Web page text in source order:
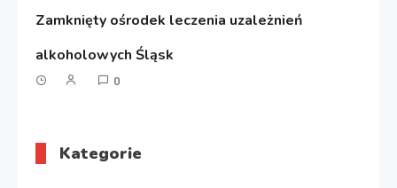
Zamknięty ośrodek leczenia uzależnień
alkoholowych Śląsk
0
Kategorie